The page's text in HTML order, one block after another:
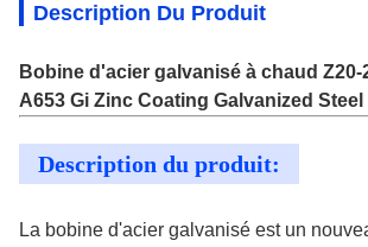
Description Du Produit
Bobine d'acier galvanisé à chaud Z20-
A653 Gi Zinc Coating Galvanized Steel
Description du produit:
La bobine d'acier galvanisé est un